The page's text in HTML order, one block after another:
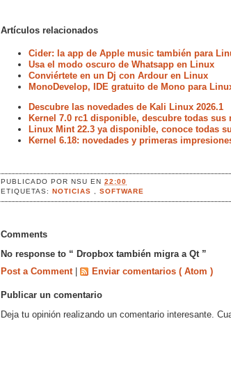
Artículos relacionados
Cider: la app de Apple music también para
Usa el modo oscuro de Whatsapp en Linux
Conviértete en un Dj con Ardour en Linux
MonoDevelop, IDE gratuito de Mono para
Descubre las novedades de Kali Linux 2026.1
Kernel 7.0 rc1 disponible, descubre todas sus
Linux Mint 22.3 ya disponible, conoce todas
Kernel 6.18: novedades y primeras
PUBLICADO PORNSUEN22:00
ETIQUETAS:NOTICIAS ,SOFTWARE
Comments
No response to “ Dropbox también migra a Qt ”
Post a Comment
Enviar comentarios ( Atom )
Publicar un comentario
Deja tu opinión realizando un comentario interesante.